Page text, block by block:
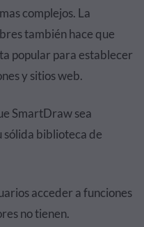
complejos. La
también hace que
popular para establecer
y sitios web.
SmartDraw sea
sólida biblioteca de
acceder a funciones
no tienen.